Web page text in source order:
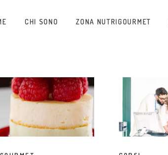
CHI SONO ZONA NUTRIGOURMET